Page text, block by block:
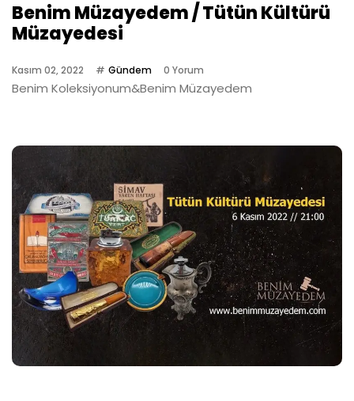
Benim Müzayedem / Tütün Kültürü
Müzayedesi
Kasım 02, 2022 Gündem 0 Yorum
Benim Koleksiyonum&Benim Müzayedem